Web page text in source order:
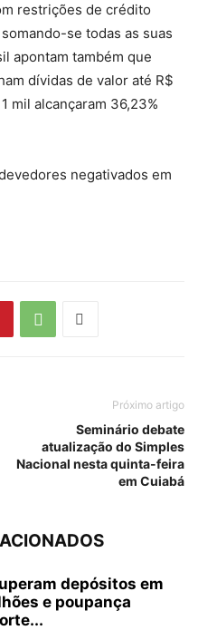
restrições de crédito
se todas as suas
apontam também que
dívidas de valor até R$
mil alcançaram 36,23%
negativados em
Próximo artigo
Seminário debate
atualização do Simples
Nacional nesta quinta-feira
em Cuiabá
depósitos em
e poupança